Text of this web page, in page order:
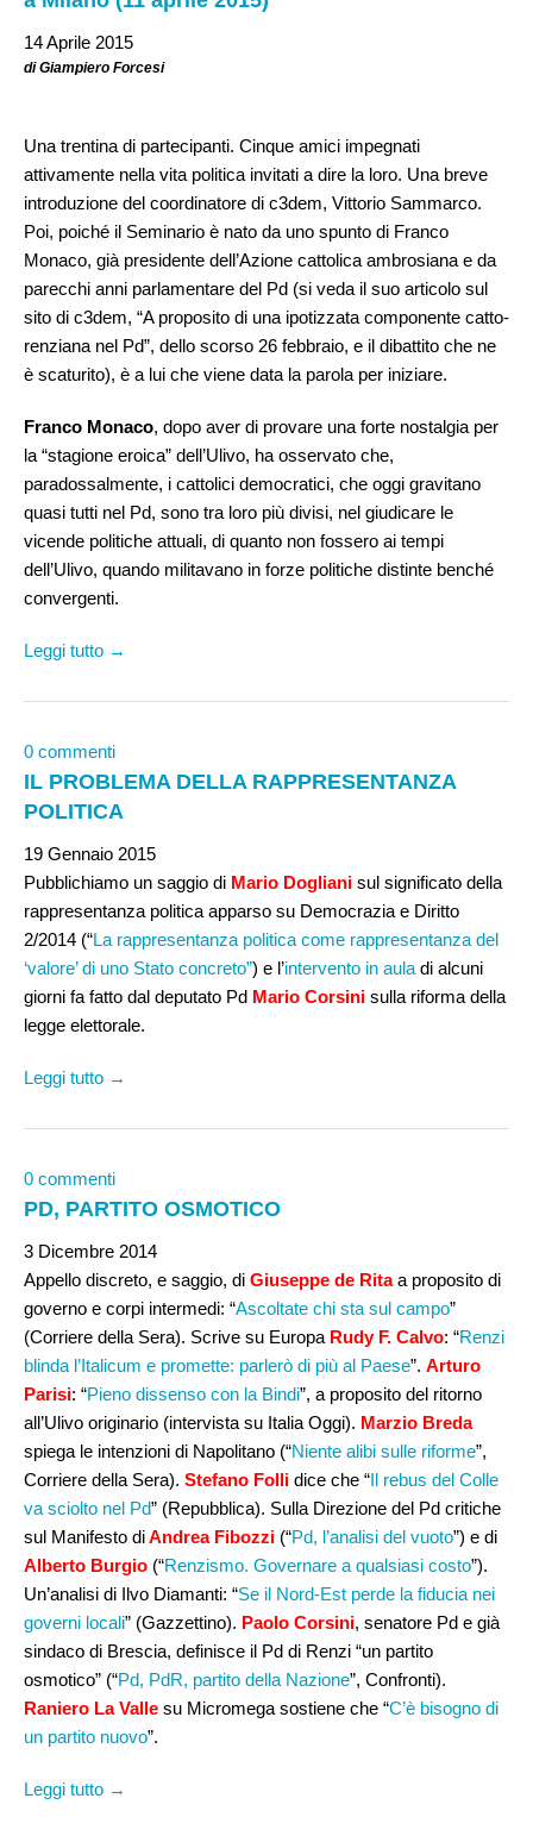
14 Aprile 2015
di Giampiero Forcesi
Una trentina di partecipanti. Cinque amici impegnati
attivamente nella vita politica invitati a dire la loro. Una breve
introduzione del coordinatore di c3dem, Vittorio Sammarco.
Poi, poiché il Seminario è nato da uno spunto di Franco
Monaco, già presidente dell’Azione cattolica ambrosiana e da
parecchi anni parlamentare del Pd (si veda il suo articolo sul
sito di c3dem, “A proposito di una ipotizzata componente catto-
renziana nel Pd”, dello scorso 26 febbraio, e il dibattito che ne
è scaturito), è a lui che viene data la parola per iniziare.
Franco Monaco, dopo aver di provare una forte nostalgia per
la “stagione eroica” dell’Ulivo, ha osservato che,
paradossalmente, i cattolici democratici, che oggi gravitano
quasi tutti nel Pd, sono tra loro più divisi, nel giudicare le
vicende politiche attuali, di quanto non fossero ai tempi
dell’Ulivo, quando militavano in forze politiche distinte benché
convergenti.
Leggi tutto →
0 commenti
IL PROBLEMA DELLA RAPPRESENTANZA
POLITICA
19 Gennaio 2015
Pubblichiamo un saggio di Mario Dogliani sul significato della
rappresentanza politica apparso su Democrazia e Diritto
2/2014 (“La rappresentanza politica come rappresentanza del
‘valore’ di uno Stato concreto”) e l’intervento in aula di alcuni
giorni fa fatto dal deputato Pd Mario Corsini sulla riforma della
legge elettorale.
Leggi tutto →
0 commenti
PD, PARTITO OSMOTICO
3 Dicembre 2014
Appello discreto, e saggio, di Giuseppe de Ritaa proposito di
governo e corpi intermedi: “Ascoltate chi sta sul campo”
(Corriere della Sera). Scrive su Europa Rudy F. Calvo: “Renzi
blinda l’Italicum e promette: parlerò di più al Paese”. Arturo
Parisi: “Pieno dissenso con la Bindi”, a proposito del ritorno
all’Ulivo originario (intervista su Italia Oggi). Marzio Breda
spiega le intenzioni di Napolitano (“Niente alibi sulle riforme”,
Corriere della Sera). Stefano Folli dice che “Il rebus del Colle
va sciolto nel Pd” (Repubblica). Sulla Direzione del Pd critiche
sul Manifesto diAndrea Fibozzi (“Pd, l’analisi del vuoto”) e di
Alberto Burgio (“Renzismo. Governare a qualsiasi costo”).
Un’analisi di Ilvo Diamanti: “Se il Nord-Est perde la fiducia nei
governi locali” (Gazzettino). Paolo Corsini, senatore Pd e già
sindaco di Brescia, definisce il Pd di Renzi “un partito
osmotico” (“Pd, PdR, partito della Nazione”, Confronti).
Raniero La Valle su Micromega sostiene che “C’è bisogno di
un partito nuovo”.
Leggi tutto →